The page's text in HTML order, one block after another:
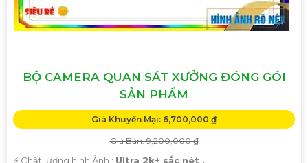
BỘ CAMERA QUAN SÁT XƯỞNG ĐÓNG GÓI
SẢN PHẨM
Giá Khuyến Mại: 6,700,000 ₫
Giá Bán: 9,200,000 ₫
️⚡ Chất lượng hình Ảnh : Ultra 2k+ sắc nét .